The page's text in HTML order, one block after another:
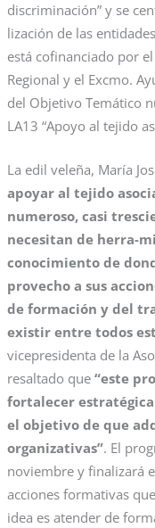
discriminación” y se
lización de las
está cofinanciado por
Regional y el Excmo.
del Objetivo Temático
LA13 “Apoyo al tejido
La edil veleña, María
apoyar al tejido
numeroso, casi
necesitan de herra-
conocimiento de
provecho a sus
de formación y del
existir entre todos
vicepresidenta de la
resaltado que “este
fortalecer
el objetivo de que
organizativas”. El
noviembre y finalizará
acciones formativas
idea es atender de